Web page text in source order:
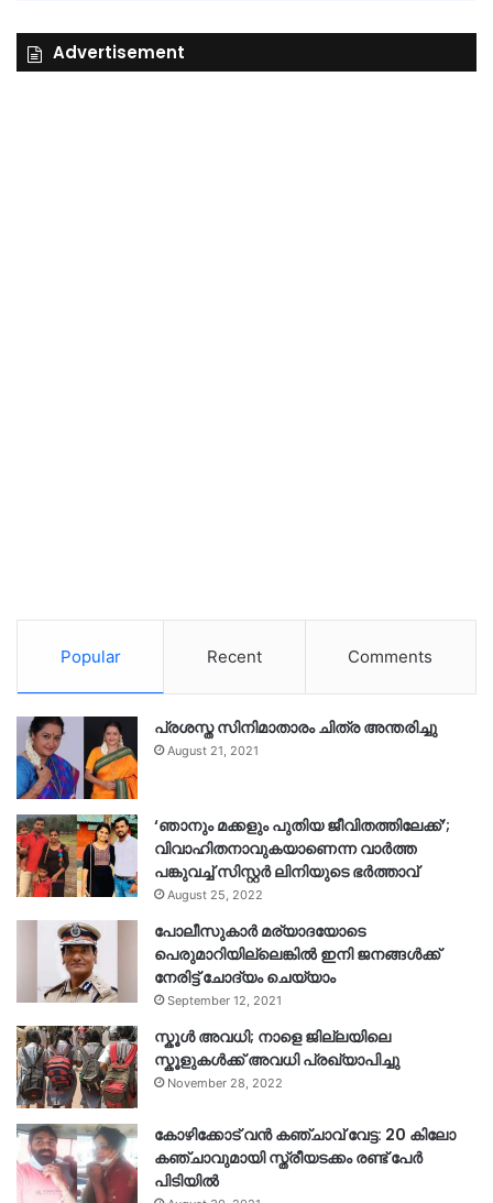
Advertisement
Popular Recent Comments
പ്രശസ്ത സിനിമാതാരം ചിത്ര അന്തരിച്ചു
August 21, 2021
‘ഞാനും മക്കളും പുതിയ ജീവിതത്തിലേക്ക്’;
വിവാഹിതനാവുകയാണെന്ന വാർത്ത
പങ്കുവച്ച് സിസ്റ്റർ ലിനിയുടെ ഭർത്താവ്
August 25, 2022
പോലീസുകാര്‍ മര്യാദയോടെ
പെരുമാറിയില്ലെങ്കില്‍ ഇനി ജനങ്ങള്‍ക്ക്
നേരിട്ട് ചോദ്യം ചെയ്യാം
September 12, 2021
സ്കൂൾ അവധി; നാളെ ജില്ലയിലെ
സ്കൂളുകൾക്ക് അവധി പ്രഖ്യാപിച്ചു
November 28, 2022
കോഴിക്കോട് വൻ കഞ്ചാവ് വേട്ട: 20 കിലോ
കഞ്ചാവുമായി സ്ത്രീയടക്കം രണ്ട് പേർ
പിടിയിൽ